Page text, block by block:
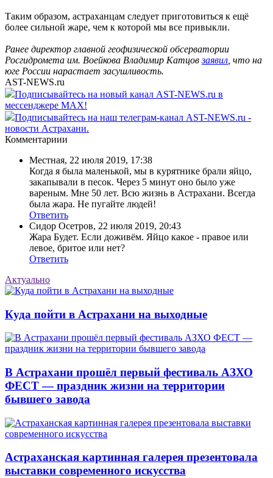
Таким образом, астраханцам следует приготовиться к ещё
более сильной жаре, чем к которой мы все привыкли.
Ранее директор главной геофизической обсерватории
Росгидромета им. Воейкова Владимир Катцовзаявил , что на
юге России нарастает засушливость.
AST-NEWS.ru
Подписывайтесь на новый канал AST-NEWS.ru в
мессенджере MAX!
Подписывайтесь на наш телеграм-канал AST-NEWS.ru -
новости Астрахани.
Комментариии
Местная, 22 июля 2019, 17:38
Когда я была маленькой, мы в курятнике брали яйцо,
закапывали в песок. Через 5 минут оно было уже
вареным. Мне 50 лет. Всю жизнь в Астрахани. Всегда
была жара. Не пугайте людей!
Ответить
Сидор Осетров, 22 июля 2019, 20:43
Жара Будет. Если доживём. Яйцо какое - правое или
левое, бритое или нет?
Ответить
Актуально
Куда пойти в Астрахани на выходные
В Астрахани прошёл первый фестиваль АЗХО
ФЕСТ — праздник жизни на территории
бывшего завода
Астраханская картинная галерея презентовала
выставки современного искусства